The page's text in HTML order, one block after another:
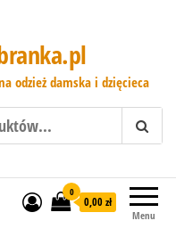
odzież damska i dzięcieca
Menu
0
0,00 zł